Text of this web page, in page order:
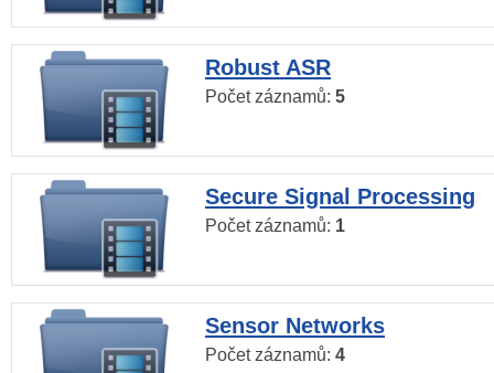
Robust ASR
Počet záznamů: 5
Secure Signal Processing
Počet záznamů: 1
Sensor Networks
Počet záznamů: 4